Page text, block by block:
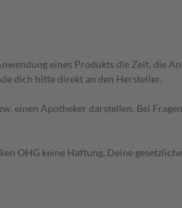
eines Produkts die Zeit, die
dich bitte direkt an den Hersteller.
einen Apotheker darstellen. Bei
OHG keine Haftung. Deine